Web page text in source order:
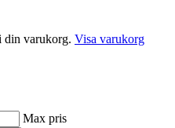
din varukorg. Visa varukorg
Max pris